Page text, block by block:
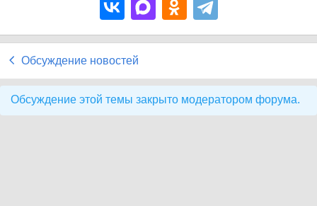
Обсуждение новостей
Обсуждение этой темы закрыто модератором форума.